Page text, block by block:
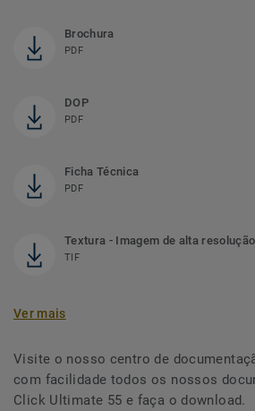
Brochura
PDF
DOP
PDF
Ficha Técnica
PDF
Textura - Imagem de alta resolução
TIF
Ver mais
Visite o nosso centro de
com facilidade todos os nossos
Click Ultimate 55 e faça o download.